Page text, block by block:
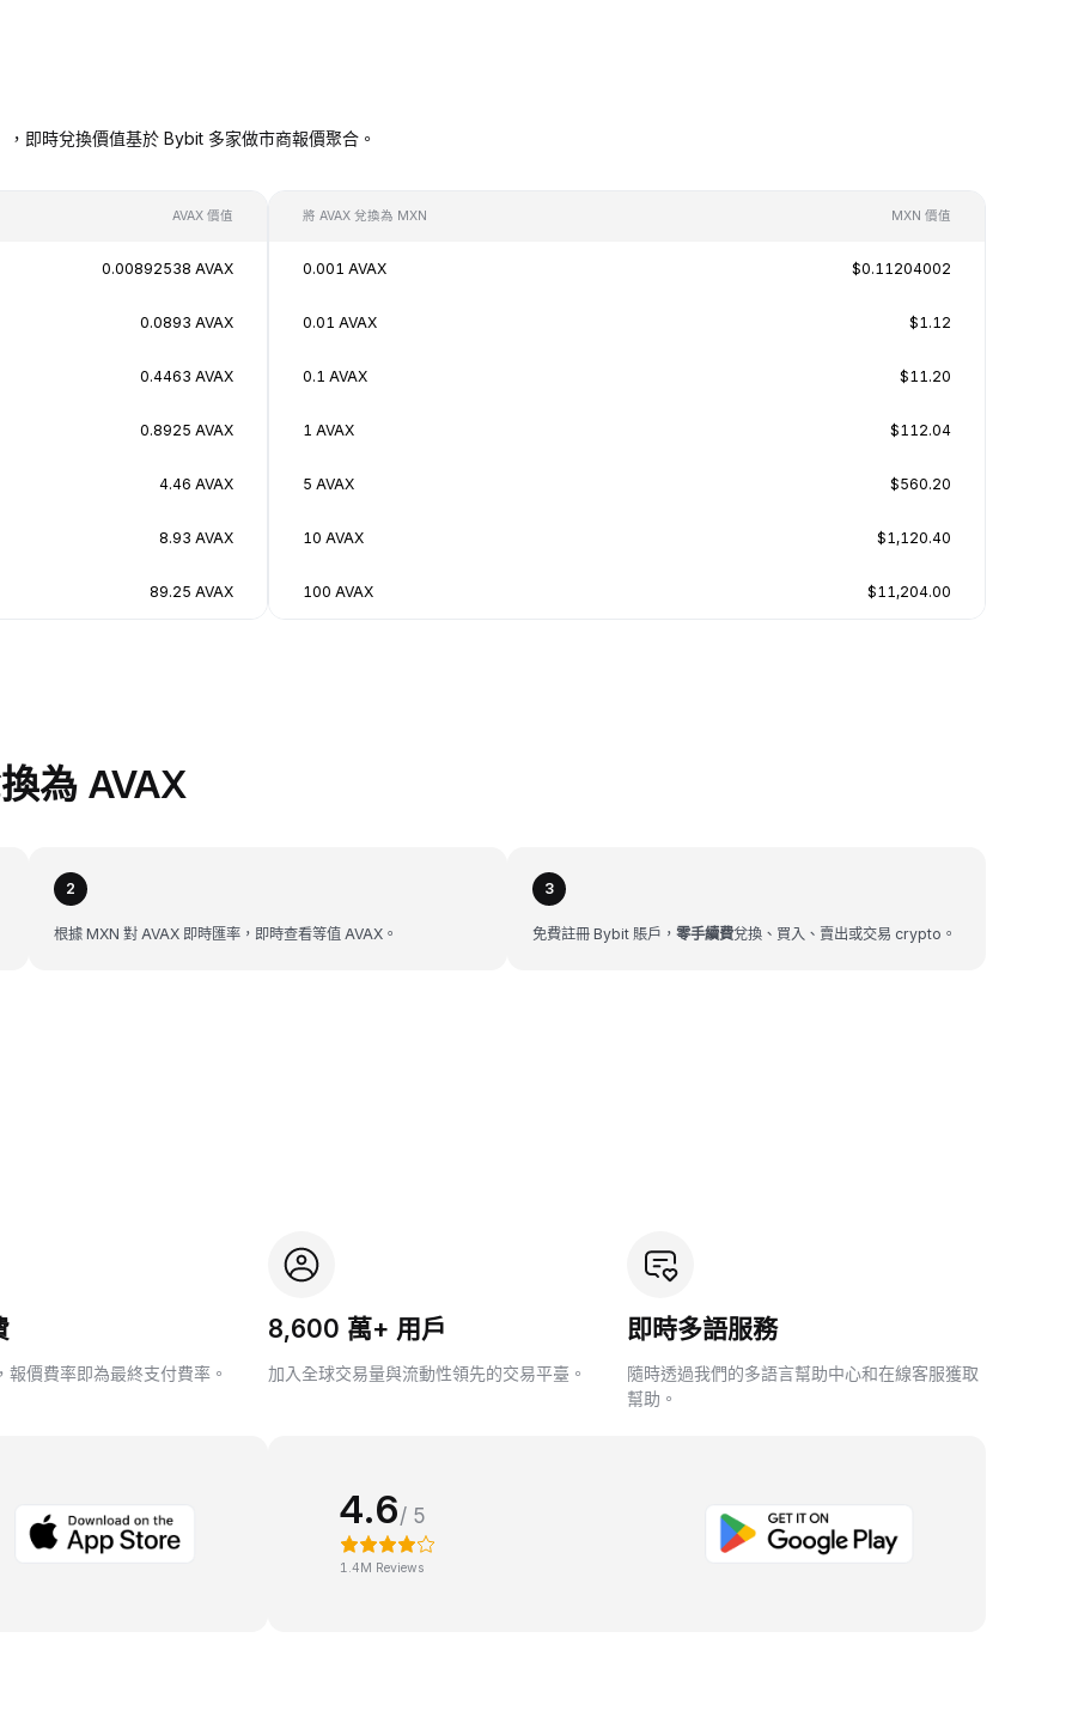
即時兌換價值基於 Bybit 多家做市商報價聚合。
AVAX 價值
0.00892538 AVAX
0.0893 AVAX
0.4463 AVAX
0.8925 AVAX
4.46 AVAX
8.93 AVAX
89.25 AVAX
將 AVAX 兌換為 MXN MXN 價值
0.001 AVAX $0.11204002
0.01 AVAX $1.12
0.1 AVAX $11.20
1 AVAX $112.04
5 AVAX $560.20
10 AVAX $1,120.40
100 AVAX $11,204.00
為 AVAX
2
根據 MXN 對 AVAX 即時匯率，即時查看等值 AVAX。
3
免費註冊 Bybit 賬戶， 零手續費兌換、買入、賣出或交易 crypto。
報價費率即為最終支付費率。
8,600 萬+ 用戶
加入全球交易量與流動性領先的交易平臺。
即時多語服務
隨時透過我們的多語言幫助中心和在線客服獲取
幫助。
4.6/ 5
1.4M Reviews